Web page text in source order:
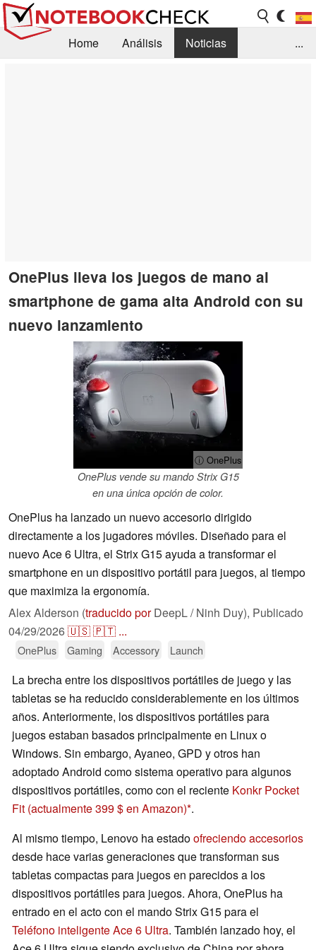
Home Análisis
Noticias
...
OnePlus lleva los juegos de mano al
smartphone de gama alta Android con su
nuevo lanzamiento
ⓘ OnePlus
OnePlus vende su mando Strix G15
en una única opción de color.
OnePlus ha lanzado un nuevo accesorio dirigido
directamente a los jugadores móviles. Diseñado para el
nuevo Ace 6 Ultra, el Strix G15 ayuda a transformar el
smartphone en un dispositivo portátil para juegos, al tiempo
que maximiza la ergonomía.
Alex Alderson (traducido porDeepL / Ninh Duy), Publicado
04/29/2026🇺🇸🇵🇹 ...
OnePlus Gaming Accessory Launch
La brecha entre los dispositivos portátiles de juego y las
tabletas se ha reducido considerablemente en los últimos
años. Anteriormente, los dispositivos portátiles para
juegos estaban basados principalmente en Linux o
Windows. Sin embargo, Ayaneo, GPD y otros han
adoptado Android como sistema operativo para algunos
dispositivos portátiles, como con el reciente Konkr Pocket
Fit (actualmente 399 $ en Amazon) .
Al mismo tiempo, Lenovo ha estadoofreciendo accesorios
desde hace varias generaciones que transforman sus
tabletas compactas para juegos en parecidos a los
dispositivos portátiles para juegos. Ahora, OnePlus ha
entrado en el acto con el mando Strix G15 para el
Teléfono inteligente Ace 6 Ultra. También lanzado hoy, el